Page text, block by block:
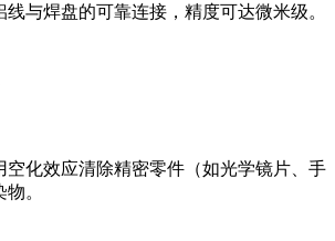
与焊盘的可靠连接，精度可达微米级。
化效应清除精密零件（如光学镜片、手
。